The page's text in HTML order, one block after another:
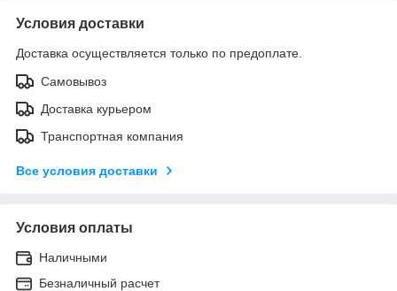
Условия доставки
Доставка осуществляется только по предоплате.
Самовывоз
Доставка курьером
Транспортная компания
Все условия доставки
Условия оплаты
Наличными
Безналичный расчет